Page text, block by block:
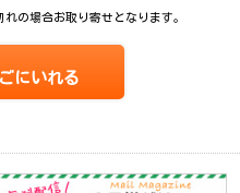
の場合お取り寄せとなります。
にいれる